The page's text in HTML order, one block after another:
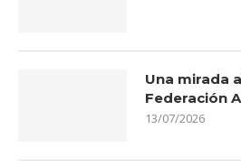
Una mirada
Federación
13/07/2026